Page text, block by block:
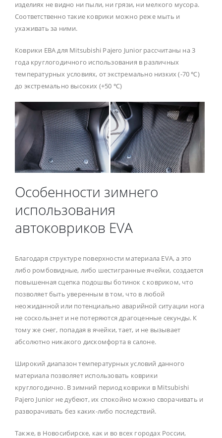
изделиях не видно ни пыли, ни грязи, ни мелкого мусора.
Соответственно такие коврики можно реже мыть и
ухаживать за ними.
Коврики ЕВА для Mitsubishi Pajero Junior рассчитаны на 3
года круглогодичного использования в различных
температурных условиях, от экстремально низких (-70 ℃)
до экстремально высоких (+50 ℃)
Особенности зимнего
использования
автоковриков EVA
Благодаря структуре поверхности материала EVA, а это
либо ромбовидные, либо шестигранные ячейки, создается
повышенная сцепка подошвы ботинок с ковриком, что
позволяет быть уверенным в том, что в любой
неожиданной или потенциально аварийной ситуации нога
не соскользнет и не потеряются драгоценные секунды. К
тому же снег, попадая в ячейки, тает, и не вызывает
абсолютно никакого дискомфорта в салоне.
Широкий диапазон температурных условий данного
материала позволяет использовать коврики
круглогодично. В зимний период коврики в Mitsubishi
Pajero Junior не дубеют, их спокойно можно сворачивать и
разворачивать без каких-либо последствий.
Также, в Новосибирске, как и во всех городах России,